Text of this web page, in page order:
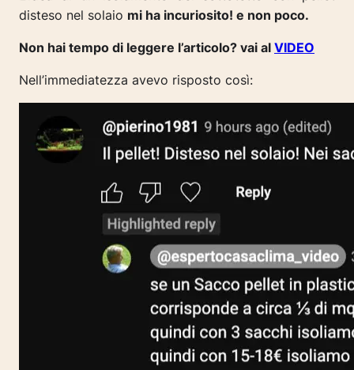
disteso nel solaio mi ha incuriosito! e non poco.
Non hai tempo di leggere l’articolo? vai al VIDEO
Nell’immediatezza avevo risposto così: